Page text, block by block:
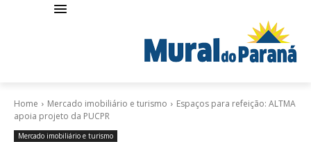
Home Mercado imobiliário e turismo
Espaços para refeição: ALTMA
apoia projeto da PUCPR
Mercado imobiliário e turismo